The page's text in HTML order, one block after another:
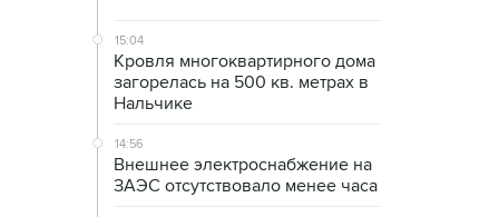
15:04
Кровля многоквартирного дома
загорелась на 500 кв. метрах в
Нальчике
14:56
Внешнее электроснабжение на
ЗАЭС отсутствовало менее часа